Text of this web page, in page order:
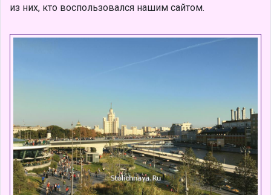
из них, кто воспользовался нашим сайтом.